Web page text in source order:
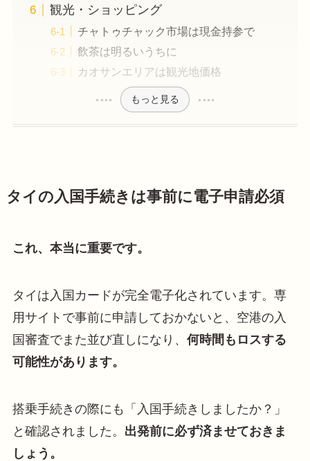
観光・ショッピング
チャトゥチャック市場は現金持参で
飲茶は明るいうちに
カオサンエリアは観光地価格
もっと見る
タイの入国手続きは事前に電子申請必須
これ、本当に重要です。
タイは入国カードが完全電子化されています。専
用サイトで事前に申請しておかないと、空港の入
国審査でまた並び直しになり、 何時間もロスする
可能性があります。
搭乗手続きの際にも「入国手続きしましたか？」
と確認されました。 出発前に必ず済ませておきま
しょう。